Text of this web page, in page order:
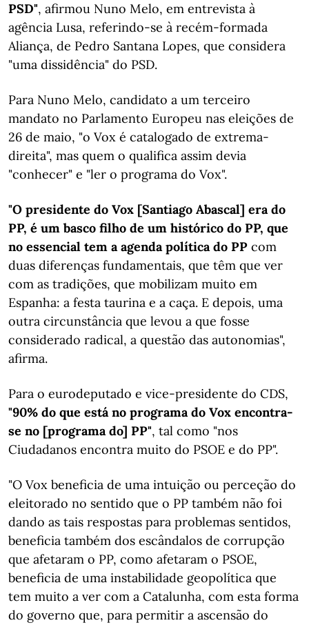
PSD", afirmou Nuno Melo, em entrevista à
agência Lusa, referindo-se à recém-formada
Aliança, de Pedro Santana Lopes, que considera
"uma dissidência" do PSD.
Para Nuno Melo, candidato a um terceiro
mandato no Parlamento Europeu nas eleições de
26 de maio, "o Vox é catalogado de extrema-
direita", mas quem o qualifica assim devia
"conhecer" e "ler o programa do Vox".
"O presidente do Vox [Santiago Abascal] era do
PP, é um basco filho de um histórico do PP, que
no essencial tem a agenda política do PP com
duas diferenças fundamentais, que têm que ver
com as tradições, que mobilizam muito em
Espanha: a festa taurina e a caça. E depois, uma
outra circunstância que levou a que fosse
considerado radical, a questão das autonomias",
afirma.
Para o eurodeputado e vice-presidente do CDS,
"90% do que está no programa do Vox encontra-
se no [programa do] PP", tal como "nos
Ciudadanos encontra muito do PSOE e do PP".
"O Vox beneficia de uma intuição ou perceção do
eleitorado no sentido que o PP também não foi
dando as tais respostas para problemas sentidos,
beneficia também dos escândalos de corrupção
que afetaram o PP, como afetaram o PSOE,
beneficia de uma instabilidade geopolítica que
tem muito a ver com a Catalunha, com esta forma
do governo que, para permitir a ascensão do